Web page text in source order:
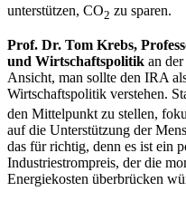
unterstützen, CO2 zu sparen.
Prof. Dr. Tom Krebs,
und Wirtschaftspolitik an der
Ansicht, man sollte den IRA
Wirtschaftspolitik verstehen.
den Mittelpunkt zu stellen,
auf die Unterstützung der
das für richtig, denn es ist ein
Industriestrompreis, der die
Energiekosten überbrücken